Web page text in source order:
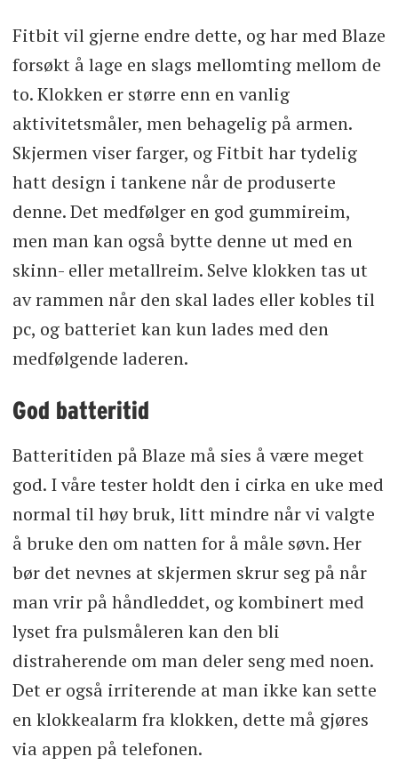
Fitbit vil gjerne endre dette, og har med Blaze
forsøkt å lage en slags mellomting mellom de
to. Klokken er større enn en vanlig
aktivitetsmåler, men behagelig på armen.
Skjermen viser farger, og Fitbit har tydelig
hatt design i tankene når de produserte
denne. Det medfølger en god gummireim,
men man kan også bytte denne ut med en
skinn- eller metallreim. Selve klokken tas ut
av rammen når den skal lades eller kobles til
pc, og batteriet kan kun lades med den
medfølgende laderen.
God batteritid
Batteritiden på Blaze må sies å være meget
god. I våre tester holdt den i cirka en uke med
normal til høy bruk, litt mindre når vi valgte
å bruke den om natten for å måle søvn. Her
bør det nevnes at skjermen skrur seg på når
man vrir på håndleddet, og kombinert med
lyset fra pulsmåleren kan den bli
distraherende om man deler seng med noen.
Det er også irriterende at man ikke kan sette
en klokkealarm fra klokken, dette må gjøres
via appen på telefonen.